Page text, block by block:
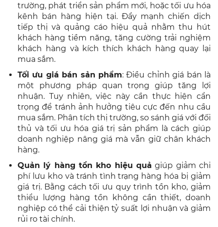
trường, phát triển sản phẩm mới, hoặc tối ưu hóa
kênh bán hàng hiện tại. Đẩy mạnh chiến dịch
tiếp thị và quảng cáo hiệu quả nhằm thu hút
khách hàng tiềm năng, tăng cường trải nghiệm
khách hàng và kích thích khách hàng quay lại
mua sắm.
Tối ưu giá bán sản phẩm: Điều chỉnh giá bán là
một phương pháp quan trọng giúp tăng lợi
nhuận. Tuy nhiên, việc này cần thực hiện cẩn
trọng để tránh ảnh hưởng tiêu cực đến nhu cầu
mua sắm. Phân tích thị trường, so sánh giá với đối
thủ và tối ưu hóa giá trị sản phẩm là cách giúp
doanh nghiệp nâng giá mà vẫn giữ chân khách
hàng.
Quản lý hàng tồn kho hiệu quả giúp giảm chi
phí lưu kho và tránh tình trạng hàng hóa bị giảm
giá trị. Bằng cách tối ưu quy trình tồn kho, giảm
thiểu lượng hàng tồn không cần thiết, doanh
nghiệp có thể cải thiện tỷ suất lợi nhuận và giảm
rủi ro tài chính.